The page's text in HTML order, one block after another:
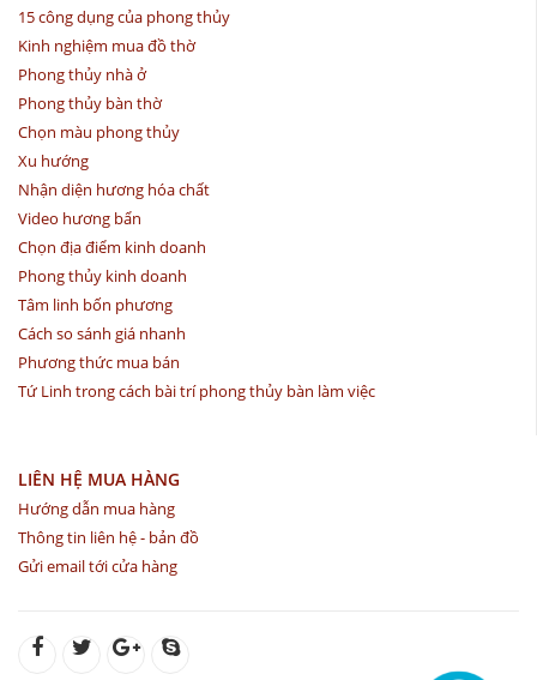
15 công dụng của phong thủy
Kinh nghiệm mua đồ thờ
Phong thủy nhà ở
Phong thủy bàn thờ
Chọn màu phong thủy
Xu hướng
Nhận diện hương hóa chất
Video hương bẩn
Chọn địa điểm kinh doanh
Phong thủy kinh doanh
Tâm linh bốn phương
Cách so sánh giá nhanh
Phương thức mua bán
Tứ Linh trong cách bài trí phong thủy bàn làm việc
LIÊN HỆ MUA HÀNG
Hướng dẫn mua hàng
Thông tin liên hệ - bản đồ
Gửi email tới cửa hàng